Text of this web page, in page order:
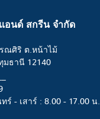
อนด์ สกรีน จำกัด
ณศิริ ต.หน้าไม้
มธานี 12140
ร์ - เสาร์ : 8.00 - 17.00 น.